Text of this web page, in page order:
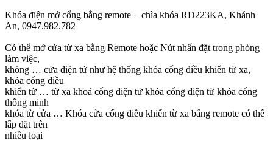
Khóa điện mở cổng bằng remote + chìa khóa RD223KA, Khánh
An, 0947.982.782
Có thể mở cửa từ xa bằng Remote hoặc Nút nhấn đặt trong phòng
làm việc,
không … cửa điện tử như hệ thống khóa cổng điều khiển từ xa,
khóa cổng điều
khiển từ … từ xa khoá cổng điện tử khóa cổng điện từ khóa cổng
thông minh
khóa từ cửa … Khóa cửa cổng điều khiển từ xa bằng remote có thể
lắp đặt trên
nhiều loại